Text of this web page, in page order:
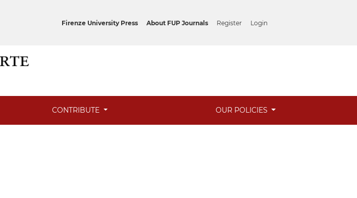
Firenze University Press About FUP Journals Register Login
CONTRIBUTE OUR POLICIES